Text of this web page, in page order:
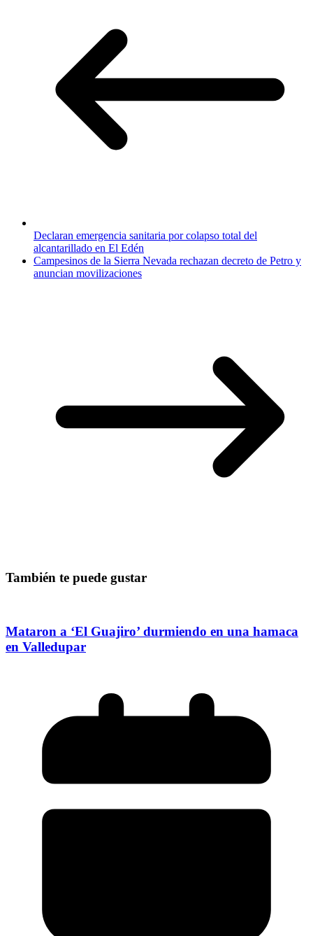
Declaran emergencia sanitaria por colapso total del
alcantarillado en El Edén
Campesinos de la Sierra Nevada rechazan decreto de Petro y
anuncian movilizaciones
También te puede gustar
Mataron a ‘El Guajiro’ durmiendo en una hamaca
en Valledupar